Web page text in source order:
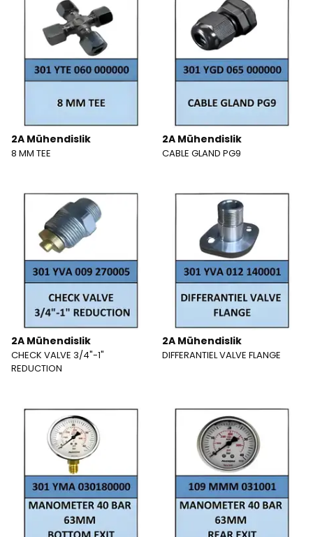
2A Mühendislik
8 MM TEE
2A Mühendislik
CABLE GLAND PG9
2A Mühendislik
CHECK VALVE 3/4"-1"
REDUCTION
2A Mühendislik
DIFFERANTIEL VALVE FLANGE